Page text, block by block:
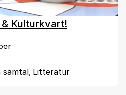
Kulturkvart!
samtal, Litteratur